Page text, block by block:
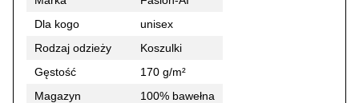
Dla kogo
unisex
Rodzaj odzieży
Koszulki
Gęstość
170 g/m²
Magazyn
100% bawełna